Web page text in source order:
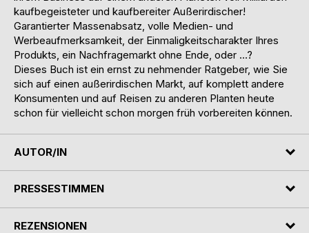
kaufbegeisteter und kaufbereiter Außerirdischer!
Garantierter Massenabsatz, volle Medien- und
Werbeaufmerksamkeit, der Einmaligkeitscharakter Ihres
Produkts, ein Nachfragemarkt ohne Ende, oder …?
Dieses Buch ist ein ernst zu nehmender Ratgeber, wie Sie
sich auf einen außerirdischen Markt, auf komplett andere
Konsumenten und auf Reisen zu anderen Planten heute
schon für vielleicht schon morgen früh vorbereiten können.
AUTOR/IN
PRESSESTIMMEN
REZENSIONEN